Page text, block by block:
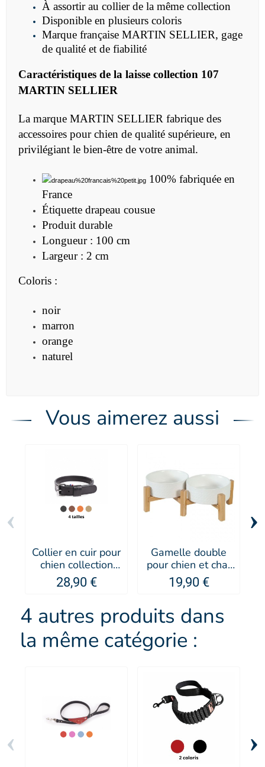
À assortir au collier de la même collection
Disponible en plusieurs coloris
Marque française MARTIN SELLIER, gage
de qualité et de fiabilité
Caractéristiques de la laisse collection 107
MARTIN SELLIER
La marque MARTIN SELLIER fabrique des
accessoires pour chien de qualité supérieure, en
privilégiant le bien-être de votre animal.
100% fabriquée en
France
Étiquette drapeau cousue
Produit durable
Longueur : 100 cm
Largeur : 2 cm
Coloris :
noir
marron
orange
naturel
Vous aimerez aussi
Collier en cuir pour
chien collection
107 - MARTIN
SELLIER
28,90 €
Gamelle double
pour chien et chat
en grès blanche
Keramo - Zolux
19,90 €
‹ ›
4 autres produits dans
la même catégorie :
‹ ›